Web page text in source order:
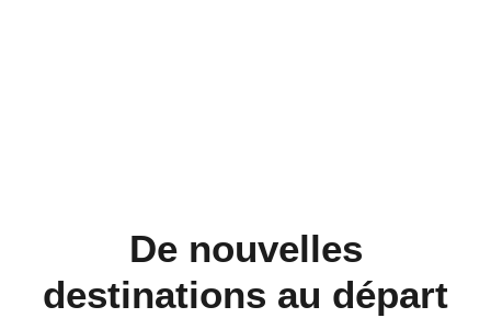
De nouvelles
destinations au départ